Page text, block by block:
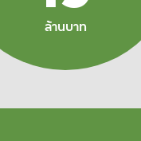
ล้านบาท